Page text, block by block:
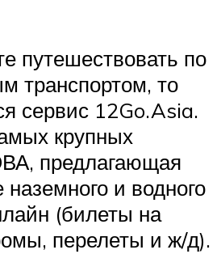
путешествовать по
транспортом, то
сервис 12Go.Asia.
крупных
предлагающая
и водного
(билеты на
перелеты и ж/д).